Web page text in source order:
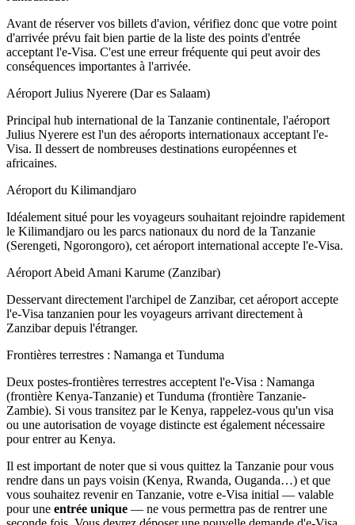
Avant de réserver vos billets d'avion, vérifiez donc que votre point
d'arrivée prévu fait bien partie de la liste des points d'entrée
acceptant l'e-Visa. C'est une erreur fréquente qui peut avoir des
conséquences importantes à l'arrivée.
Aéroport Julius Nyerere (Dar es Salaam)
Principal hub international de la Tanzanie continentale, l'aéroport
Julius Nyerere est l'un des aéroports internationaux acceptant l'e-
Visa. Il dessert de nombreuses destinations européennes et
africaines.
Aéroport du Kilimandjaro
Idéalement situé pour les voyageurs souhaitant rejoindre rapidement
le Kilimandjaro ou les parcs nationaux du nord de la Tanzanie
(Serengeti, Ngorongoro), cet aéroport international accepte l'e-Visa.
Aéroport Abeid Amani Karume (Zanzibar)
Desservant directement l'archipel de Zanzibar, cet aéroport accepte
l'e-Visa tanzanien pour les voyageurs arrivant directement à
Zanzibar depuis l'étranger.
Frontières terrestres : Namanga et Tunduma
Deux postes-frontières terrestres acceptent l'e-Visa : Namanga
(frontière Kenya-Tanzanie) et Tunduma (frontière Tanzanie-
Zambie). Si vous transitez par le Kenya, rappelez-vous qu'un visa
ou une autorisation de voyage distincte est également nécessaire
pour entrer au Kenya.
Il est important de noter que si vous quittez la Tanzanie pour vous
rendre dans un pays voisin (Kenya, Rwanda, Ouganda…) et que
vous souhaitez revenir en Tanzanie, votre e-Visa initial — valable
pour une entrée unique — ne vous permettra pas de rentrer une